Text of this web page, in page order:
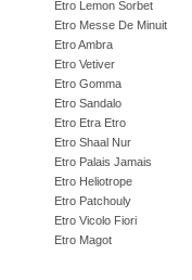
Etro Lemon Sorbet
Etro Messe De Minuit
Etro Ambra
Etro Vetiver
Etro Gomma
Etro Sandalo
Etro Etra Etro
Etro Shaal Nur
Etro Palais Jamais
Etro Heliotrope
Etro Patchouly
Etro Vicolo Fiori
Etro Magot